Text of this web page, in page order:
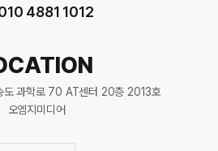
4881 1012
도 과학로 70 AT센터 20층 2013호
오엠지미디어